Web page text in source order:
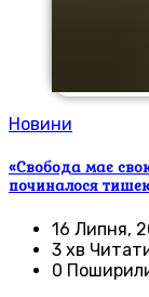
Новини
«Свобода має
починалося
16 Липня,
3 хв
0